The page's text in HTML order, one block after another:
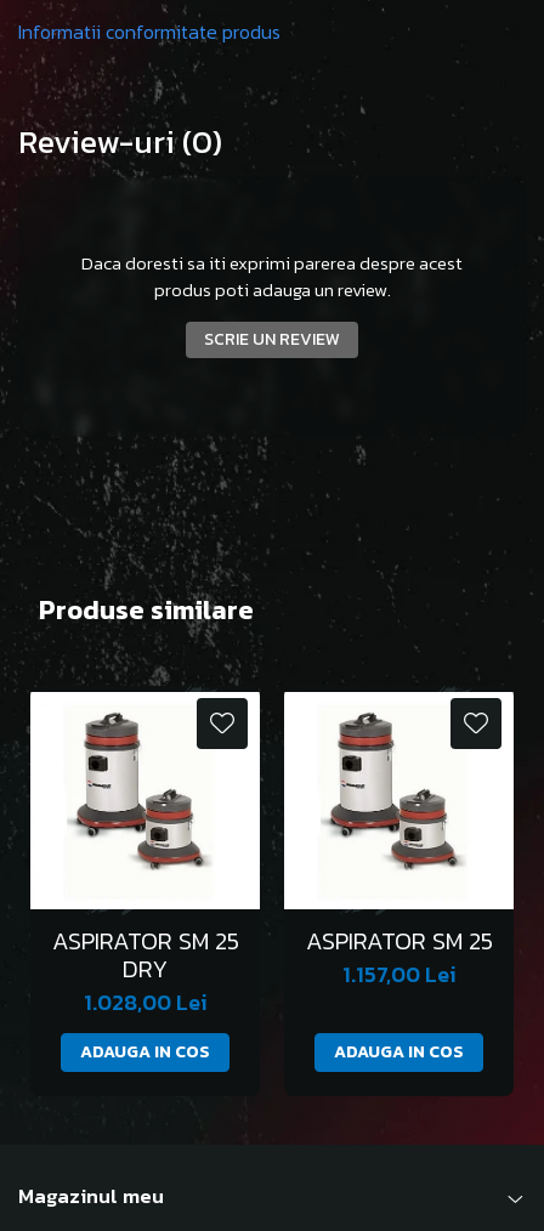
Informatii conformitate produs
Review-uri(0)
Daca doresti sa iti exprimi parerea despre acest
produs poti adauga un review.
SCRIE UN REVIEW
Produse similare
ASPIRATOR SM 25
DRY
1.028,00 Lei
ADAUGA IN COS
ASPIRATOR SM 25
1.157,00 Lei
ADAUGA IN COS
Magazinul meu